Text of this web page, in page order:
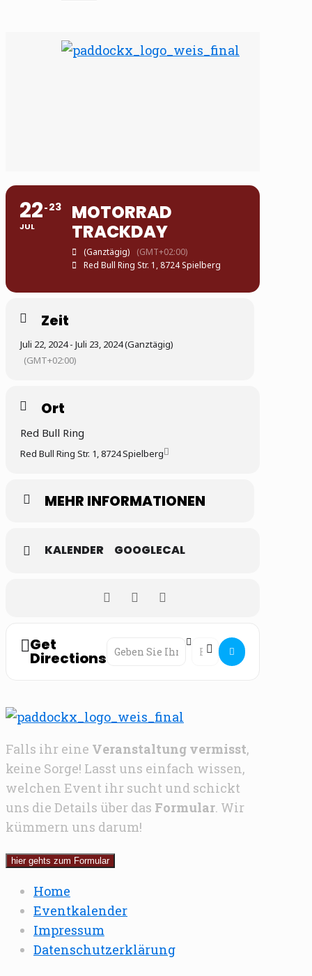
22
JUL
23
MOTORRAD
TRACKDAY
(Ganztägig)
(GMT+02:00)
Red Bull Ring Str. 1, 8724 Spielberg
Zeit
Juli 22, 2024 - Juli 23, 2024 (Ganztägig)
(GMT+02:00)
Ort
Red Bull Ring
Red Bull Ring Str. 1, 8724 Spielberg
MEHR INFORMATIONEN
KALENDER GOOGLECAL
Get
Directions
Address - Motorrad Trackday []Destination Address -
Falls ihr eine Veranstaltung vermisst,
keine Sorge! Lasst uns einfach wissen,
welchen Event ihr sucht und schickt
uns die Details über das Formular. Wir
kümmern uns darum!
hier gehts zum Formular
Home
Eventkalender
Impressum
Datenschutzerklärung